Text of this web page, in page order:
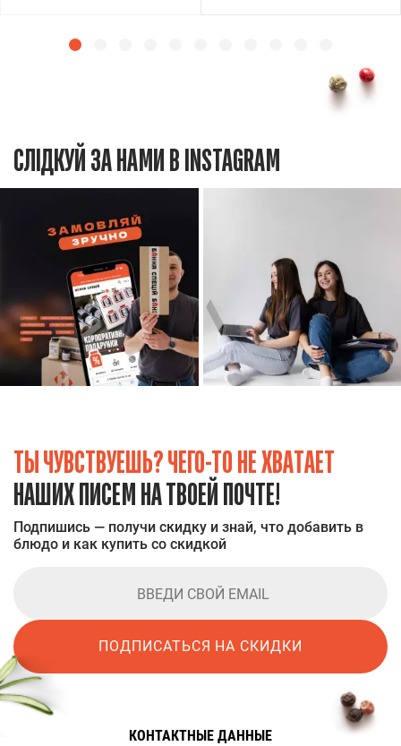
СЛІДКУЙ ЗА НАМИ В INSTAGRAM
ТЫ ЧУВСТВУЕШЬ? ЧЕГО-ТО НЕ ХВАТАЕТ
НАШИХ ПИСЕМ НА ТВОЕЙ ПОЧТЕ!
Подпишись — получи скидку и знай, что добавить в
блюдо и как купить со скидкой
ПОДПИСАТЬСЯ НА СКИДКИ
КОНТАКТНЫЕ ДАННЫЕ